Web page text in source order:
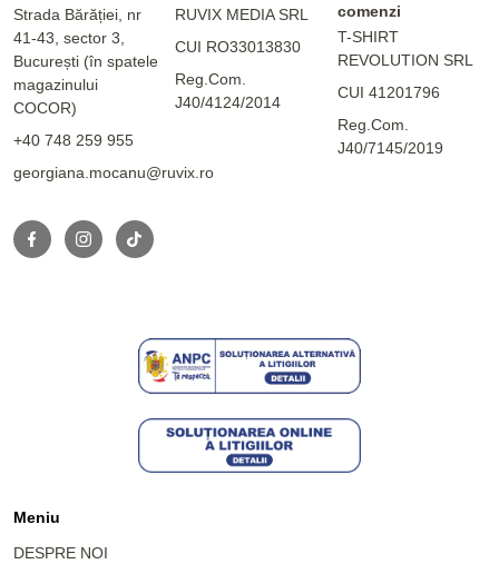
Strada Bărăției, nr
41-43, sector 3,
București (în spatele
magazinului
COCOR)
+40 748 259 955
georgiana.mocanu@ruvix.ro
RUVIX MEDIA SRL
CUI RO33013830
Reg.Com.
J40/4124/2014
comenzi
T-SHIRT
REVOLUTION SRL
CUI 41201796
Reg.Com.
J40/7145/2019
Meniu
DESPRE NOI